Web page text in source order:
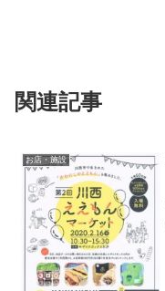
関連記事
お店・施設